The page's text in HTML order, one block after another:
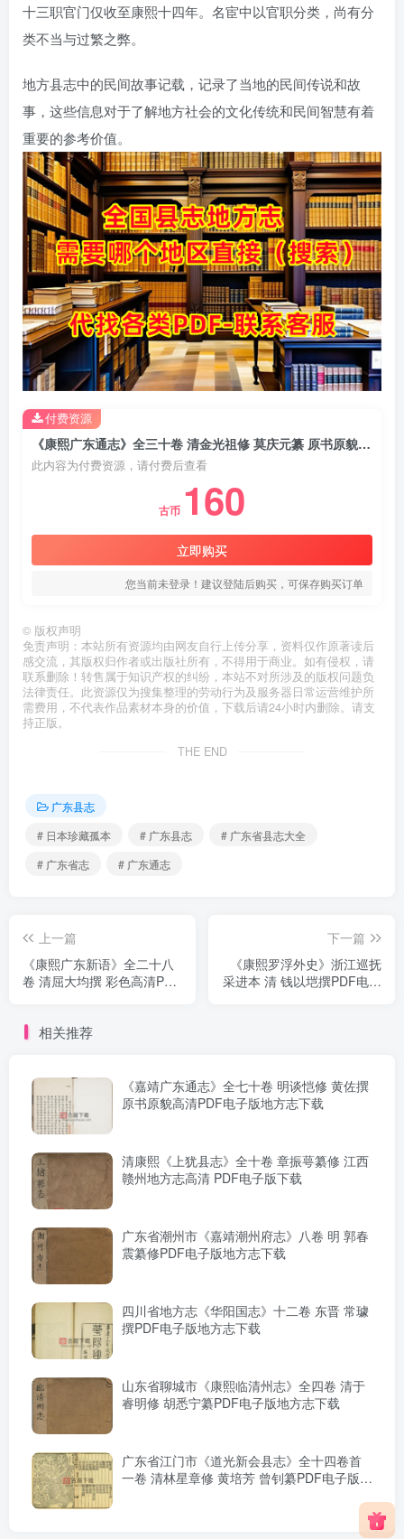
十三职官门仅收至康熙十四年。名宦中以官职分类，尚有分
类不当与过繁之弊。
地方县志中的民间故事记载，记录了当地的民间传说和故
事，这些信息对于了解地方社会的文化传统和民间智慧有着
重要的参考价值。
《康熙广东通志》全三十卷 清金光祖修 莫庆元纂 原书原貌PDF电子版地方志下载
此内容为付费资源，请付费后查看
古币 160
立即购买
您当前未登录！建议登陆后购买，可保存购买订单
付费资源
© 版权声明
免责声明：本站所有资源均由网友自行上传分享，资料仅作原著读后
感交流，其版权归作者或出版社所有，不得用于商业。如有侵权，请
联系删除！转售属于知识产权的纠纷，本站不对所涉及的版权问题负
法律责任。此资源仅为搜集整理的劳动行为及服务器日常运营维护所
需费用，不代表作品素材本身的价值，下载后请24小时内删除。请支
持正版。
THE END
广东县志
# 日本珍藏孤本
# 广东县志
# 广东省县志大全
# 广东省志
# 广东通志
上一篇
《康熙广东新语》全二十八
卷 清屈大均撰 彩色高清PDF
下一篇
《康熙罗浮外史》浙江巡抚
采进本 清 钱以垲撰PDF电子
相关推荐
《嘉靖广东通志》全七十卷 明谈恺修 黄佐撰
原书原貌高清PDF电子版地方志下载
清康熙《上犹县志》全十卷 章振萼纂修 江西
赣州地方志高清 PDF电子版下载
广东省潮州市《嘉靖潮州府志》八卷 明 郭春
震纂修PDF电子版地方志下载
四川省地方志《华阳国志》十二卷 东晋 常璩
撰PDF电子版地方志下载
山东省聊城市《康熙临清州志》全四卷 清于
睿明修 胡悉宁纂PDF电子版地方志下载
广东省江门市《道光新会县志》全十四卷首
一卷 清林星章修 黄培芳 曾钊纂PDF电子版地